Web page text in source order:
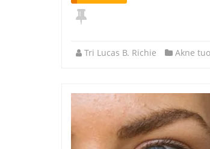
Tri Lucas B. Richie Akne